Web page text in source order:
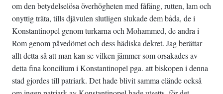
om den betydelselösa överhögheten med fåfäng, rutten, lam och
onyttig träta, tills djävulen slutligen slukade dem båda, de i
Konstantinopel genom turkarna och Mohammed, de andra i
Rom genom påvedömet och dess hädiska dekret. Jag berättar
allt detta så att man kan se vilken jämmer som orsakades av
detta fina koncilium i Konstantinopel pga. att biskopen i denna
stad gjordes till patriark. Det hade blivit samma elände också